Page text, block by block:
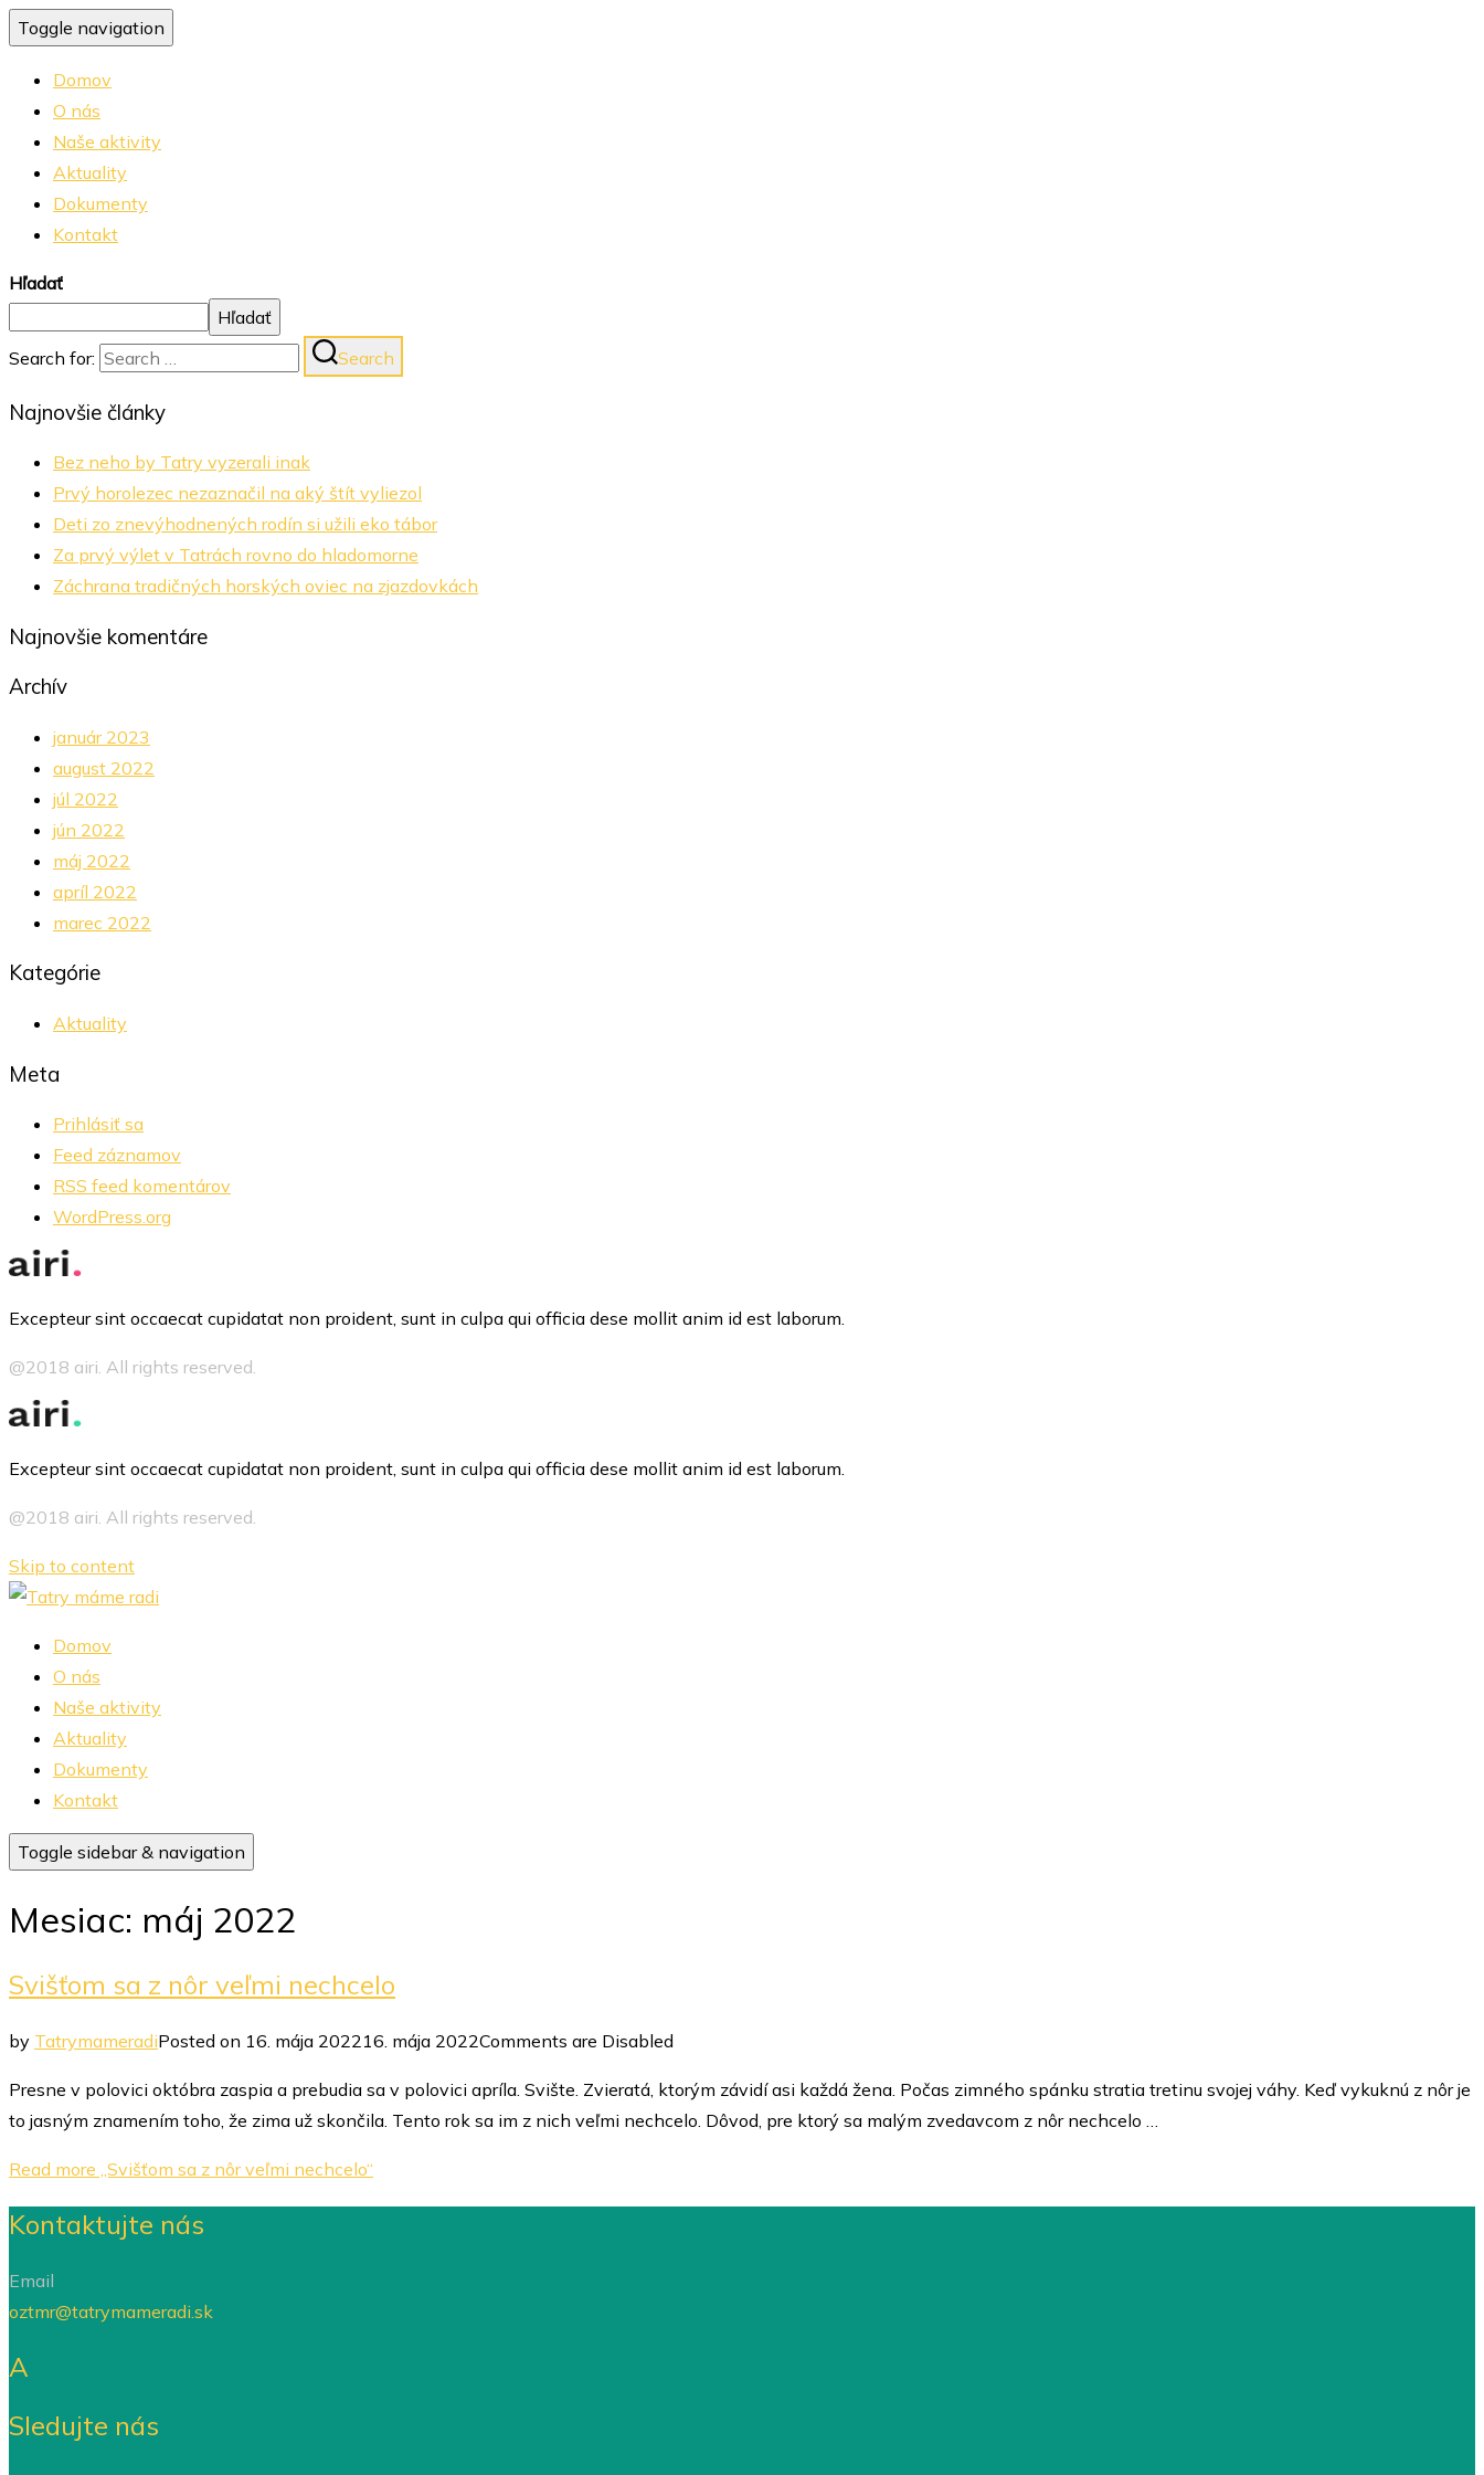
Toggle navigation
Domov
O nás
Naše aktivity
Aktuality
Dokumenty
Kontakt
Hľadať
Hľadať
Search for:
Search
Najnovšie články
Bez neho by Tatry vyzerali inak
Prvý horolezec nezaznačil na aký štít vyliezol
Deti zo znevýhodnených rodín si užili eko tábor
Za prvý výlet v Tatrách rovno do hladomorne
Záchrana tradičných horských oviec na zjazdovkách
Najnovšie komentáre
Archív
január 2023
august 2022
júl 2022
jún 2022
máj 2022
apríl 2022
marec 2022
Kategórie
Aktuality
Meta
Prihlásiť sa
Feed záznamov
RSS feed komentárov
WordPress.org
Excepteur sint occaecat cupidatat non proident, sunt in culpa qui officia dese mollit anim id est laborum.
@2018 airi. All rights reserved.
Excepteur sint occaecat cupidatat non proident, sunt in culpa qui officia dese mollit anim id est laborum.
@2018 airi. All rights reserved.
Skip to content
Domov
O nás
Naše aktivity
Aktuality
Dokumenty
Kontakt
Toggle sidebar & navigation
Mesiac: máj 2022
Svišťom sa z nôr veľmi nechcelo
by TatrymameradiPosted on 16. mája 202216. mája 2022Comments are Disabled
Presne v polovici októbra zaspia a prebudia sa v polovici apríla. Svište. Zvieratá, ktorým závidí asi každá žena. Počas zimného spánku stratia tretinu svojej váhy. Keď vykuknú z nôr je
to jasným znamením toho, že zima už skončila. Tento rok sa im z nich veľmi nechcelo. Dôvod, pre ktorý sa malým zvedavcom z nôr nechcelo …
Read more „Svišťom sa z nôr veľmi nechcelo“
Kontaktujte nás
Email
oztmr@tatrymameradi.sk
A
Sledujte nás